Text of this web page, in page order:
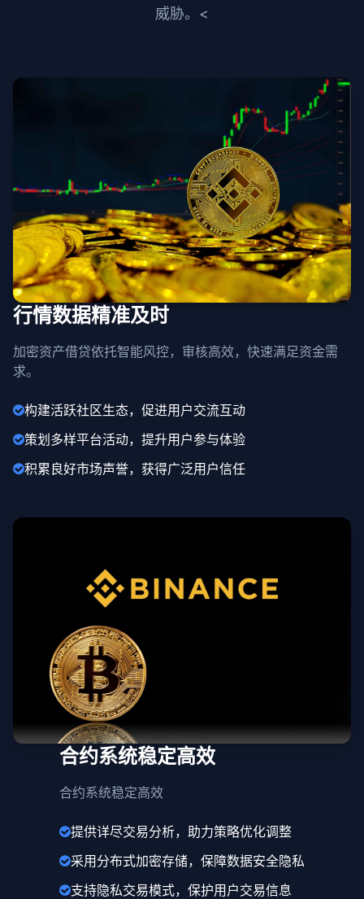
威胁。<
行情数据精准及时
加密资产借贷依托智能风控，审核高效，快速满足资金需
求。
构建活跃社区生态，促进用户交流互动
策划多样平台活动，提升用户参与体验
积累良好市场声誉，获得广泛用户信任
合约系统稳定高效
合约系统稳定高效
提供详尽交易分析，助力策略优化调整
采用分布式加密存储，保障数据安全隐私
支持隐私交易模式，保护用户交易信息